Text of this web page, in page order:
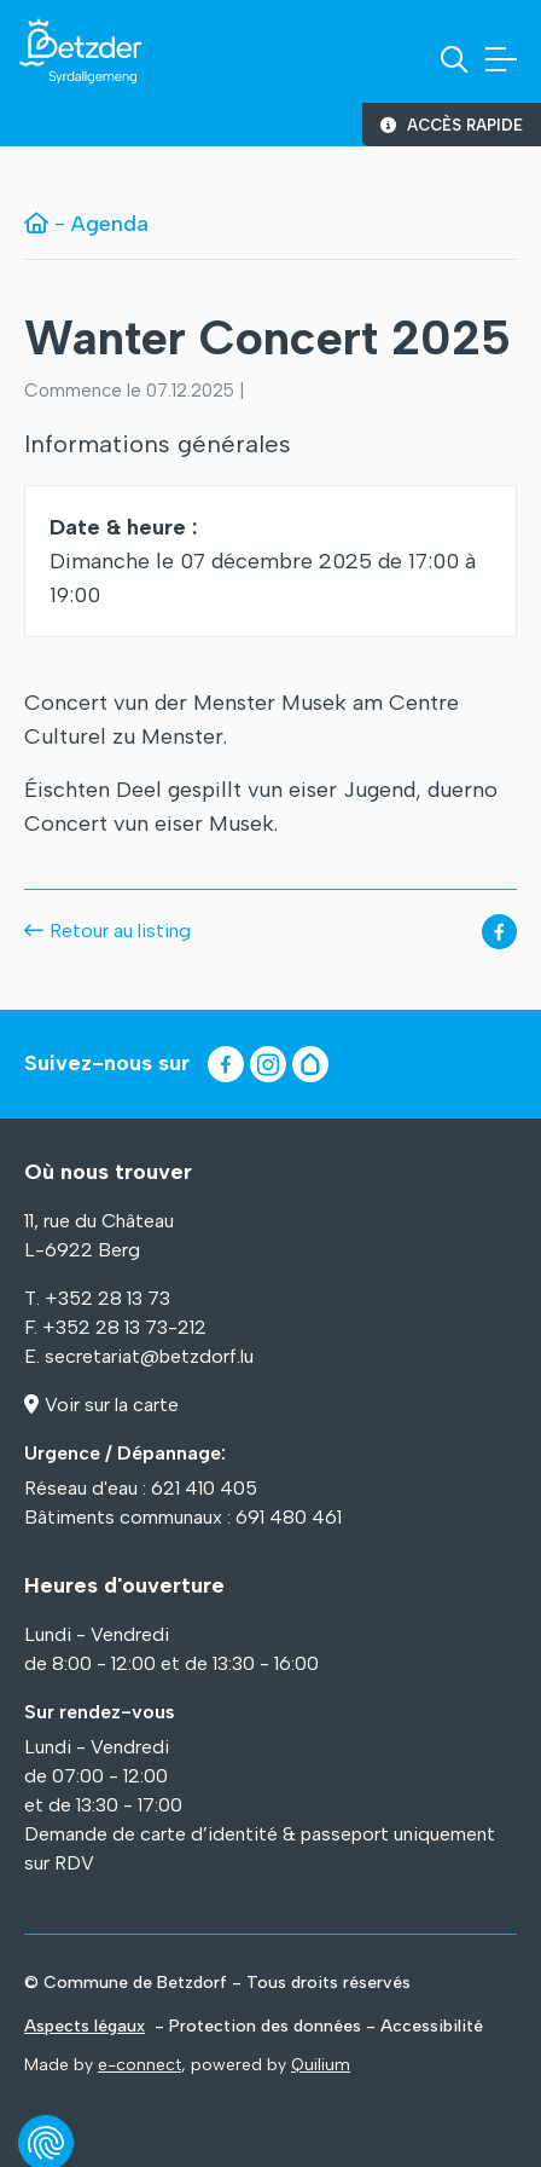
ACCÈS RAPIDE
- Agenda
Wanter Concert 2025
Commence le 07.12.2025 |
Informations générales
Date & heure :
Dimanche le 07 décembre 2025 de 17:00 à
19:00
Concert vun der Menster Musek am Centre
Culturel zu Menster.
Éischten Deel gespillt vun eiser Jugend, duerno
Concert vun eiser Musek.
Retour au listing
Suivez-nous sur
Où nous trouver
11, rue du Château
L-6922 Berg
T. +352 28 13 73
F. +352 28 13 73-212
E. secretariat@betzdorf.lu
Voir sur la carte
Urgence / Dépannage:
Réseau d'eau : 621 410 405
Bâtiments communaux : 691 480 461
Heures d'ouverture
Lundi - Vendredi
de 8:00 - 12:00 et de 13:30 - 16:00
Sur rendez-vous
Lundi - Vendredi
de 07:00 - 12:00
et de 13:30 - 17:00
Demande de carte d’identité & passeport uniquement
sur RDV
© Commune de Betzdorf - Tous droits réservés
Aspects légaux - Protection des données - Accessibilité
Made by e-connect, powered by Quilium